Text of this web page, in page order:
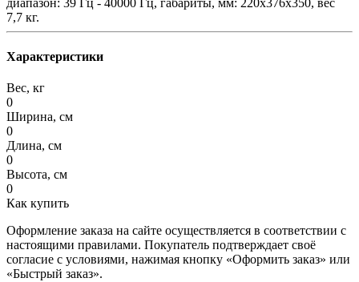
7,7 кг.
Характеристики
Вес, кг
0
Ширина, см
0
Длина, см
0
Высота, см
0
Как купить
Оформление заказа на сайте осуществляется в соответствии с
настоящими правилами. Покупатель подтверждает своё
согласие с условиями, нажимая кнопку «Оформить заказ» или
«Быстрый заказ».